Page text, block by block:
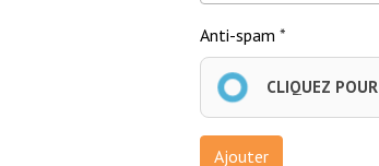
Anti-spam
CLIQUEZ
Ajouter